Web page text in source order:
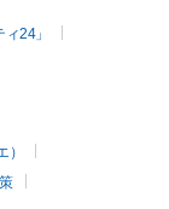
24」